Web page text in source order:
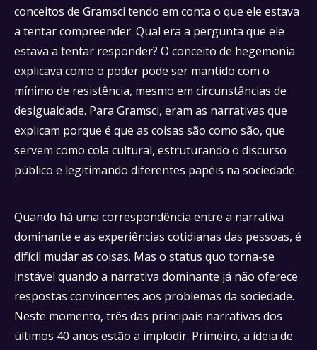
conceitos de Gramsci tendo em conta o que ele estava
a tentar compreender. Qual era a pergunta que ele
estava a tentar responder? O conceito de hegemonia
explicava como o poder pode ser mantido com o
mínimo de resistência, mesmo em circunstâncias de
desigualdade. Para Gramsci, eram as narrativas que
explicam porque é que as coisas são como são, que
servem como cola cultural, estruturando o discurso
público e legitimando diferentes papéis na sociedade.
Quando há uma correspondência entre a narrativa
dominante e as experiências cotidianas das pessoas, é
difícil mudar as coisas. Mas o status quo torna-se
instável quando a narrativa dominante já não oferece
respostas convincentes aos problemas da sociedade.
Neste momento, três das principais narrativas dos
últimos 40 anos estão a implodir. Primeiro, a ideia de